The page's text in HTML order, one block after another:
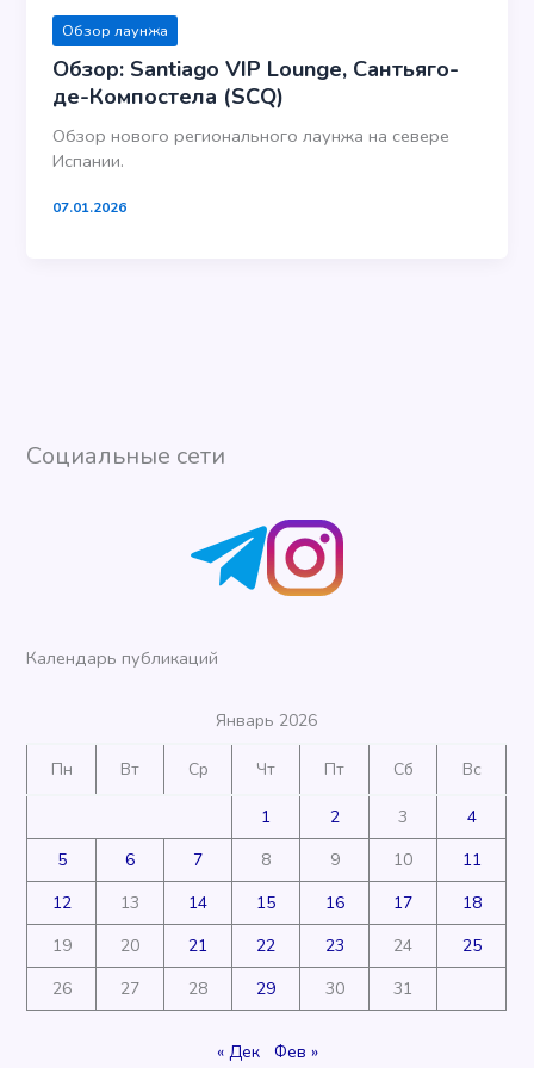
Обзор лаунжа
Обзор: Santiago VIP Lounge, Сантьяго-
де-Компостела (SCQ)
Обзор нового регионального лаунжа на севере
Испании.
07.01.2026
Социальные сети
Календарь публикаций
Январь 2026
Пн Вт Ср Чт Пт Сб Вс
1 2 3
4
5
6 7 8 9 10
11
12
13 14 15 16 17
18
19
20 21 22 23 24
25
26
27 28 29 30 31
« Дек Фев »